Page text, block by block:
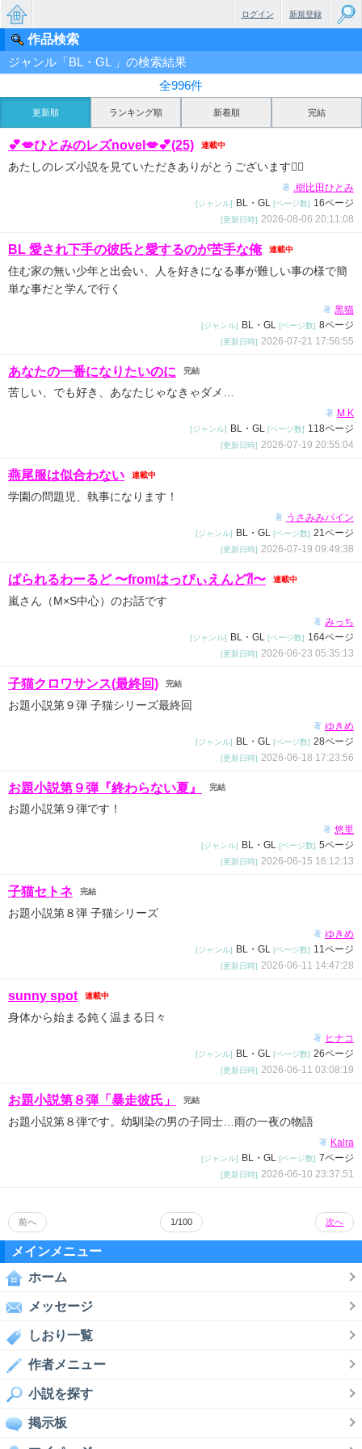
無料で
楽しめ
るちょ
っと大
新規登録
ログイン
作品検索
ジャンル「BL・GL 」の検索結果
全996件
更新順 ランキング順 新着順 完結
💕💋ひとみのレズnovel💋💕(25) 連載中
あたしのレズ小説を見ていただきありがとうございます🙇‍♀️
著 .樹比田ひとみ
[ジャンル] BL・GL [ページ数] 16ページ
[更新日時] 2026-08-06 20:11:08
BL 愛され下手の彼氏と愛するのが苦手な俺 連載中
住む家の無い少年と出会い、人を好きになる事が難しい事の様で簡
単な事だと学んで行く
著 黒猫
[ジャンル] BL・GL [ページ数] 8ページ
[更新日時] 2026-07-21 17:56:55
あなたの一番になりたいのに 完結
苦しい、でも好き、あなたじゃなきゃダメ…
著 M.K
[ジャンル] BL・GL [ページ数] 118ページ
[更新日時] 2026-07-19 20:55:04
燕尾服は似合わない 連載中
学園の問題児、執事になります！
著 うさみみパイン
[ジャンル] BL・GL [ページ数] 21ページ
[更新日時] 2026-07-19 09:49:38
ぱられるわーるど 〜fromはっぴぃえんど⁈〜 連載中
嵐さん（M×S中心）のお話です
著 みっち
[ジャンル] BL・GL [ページ数] 164ページ
[更新日時] 2026-06-23 05:35:13
子猫クロワサンス(最終回) 完結
お題小説第９弾 子猫シリーズ最終回
著 ゆきめ
[ジャンル] BL・GL [ページ数] 28ページ
[更新日時] 2026-06-18 17:23:56
お題小説第９弾『終わらない夏』 完結
お題小説第９弾です！
著 悠里
[ジャンル] BL・GL [ページ数] 5ページ
[更新日時] 2026-06-15 16:12:13
子猫セトネ 完結
お題小説第８弾 子猫シリーズ
著 ゆきめ
[ジャンル] BL・GL [ページ数] 11ページ
[更新日時] 2026-06-11 14:47:28
sunny spot 連載中
身体から始まる鈍く温まる日々
著 ヒナコ
[ジャンル] BL・GL [ページ数] 26ページ
[更新日時] 2026-06-11 03:08:19
お題小説第８弾「暴走彼氏」 完結
お題小説第８弾です。幼馴染の男の子同士…雨の一夜の物語
著 Kalra
[ジャンル] BL・GL [ページ数] 7ページ
[更新日時] 2026-06-10 23:37:51
前へ 1/100 次へ
メインメニュー
ホーム
メッセージ
しおり一覧
作者メニュー
小説を探す
掲示板